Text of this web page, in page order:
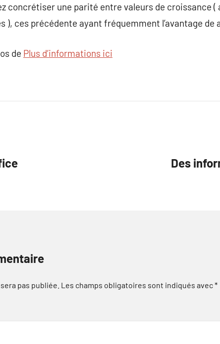
concrétiser une parité entre valeurs de croissance (
), ces précédente ayant fréquemment l’avantage de
de Plus d’informations ici
Des
pas publiée. Les champs obligatoires sont indiqués avec*